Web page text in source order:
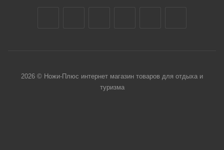
2026 © Ножи-Плюс интернет магазин товаров для отдыха и
туризма